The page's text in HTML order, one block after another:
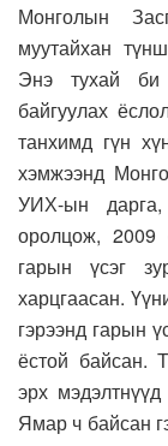
Монголын
муутайхан
Энэ тухай би
байгуулах
танхимд гүн
хэмжээнд
УИХ-ын
оролцож, 2009
гарын үсэг
харцгаасан.
гэрээнд гарын
ёстой байсан.
эрх
Ямар ч байсан